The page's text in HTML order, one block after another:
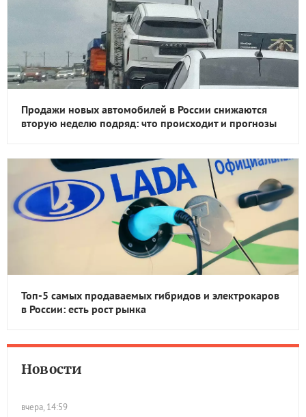
Продажи новых автомобилей в России снижаются
вторую неделю подряд: что происходит и прогнозы
Топ-5 самых продаваемых гибридов и электрокаров
в России: есть рост рынка
Новости
вчера, 14:59